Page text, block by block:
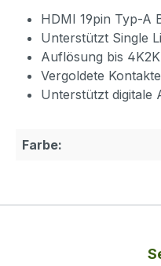
HDMI 19pin Typ-A
Unterstützt Single
Auflösung bis
Vergoldete Kontakte
Unterstützt digitale
Farbe: